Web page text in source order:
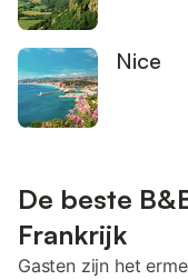
Nice
De beste
Frankrijk
Gasten zijn het